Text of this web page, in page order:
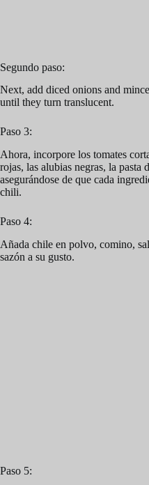
Segundo paso:
Next, add diced onions and
until they turn translucent.
Paso 3:
Ahora, incorpore los tomates
rojas, las alubias negras, la pasta
asegurándose de que cada
chili.
Paso 4:
Añada chile en polvo, comino,
sazón a su gusto.
Paso 5: